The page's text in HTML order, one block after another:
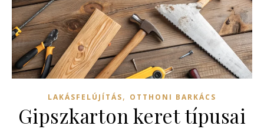
LAKÁSFELÚJÍTÁS, OTTHONI BARKÁCS
Gipszkarton keret típusai